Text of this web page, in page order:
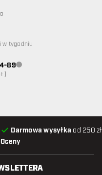
Darmowa wysyłka od 250
niedostępna
w tygodniu
89Obsługa klienta niedostępna